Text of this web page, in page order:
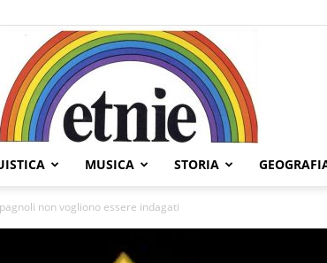
Etnie
MUSICA STORIA
non vogliono essere indagati